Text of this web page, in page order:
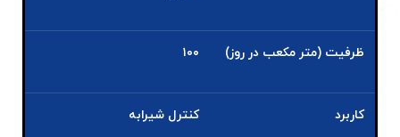
ظرفیت (متر مکعب در روز) ۱۰۰
کاربرد کنترل شیرابه